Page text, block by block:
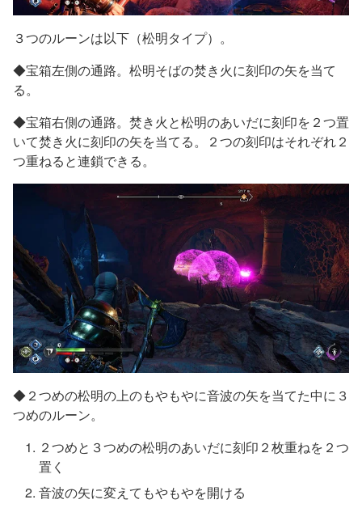
３つのルーンは以下（松明タイプ）。
◆宝箱左側の通路。松明そばの焚き火に刻印の矢を当て
る。
◆宝箱右側の通路。焚き火と松明のあいだに刻印を２つ置
いて焚き火に刻印の矢を当てる。２つの刻印はそれぞれ２
つ重ねると連鎖できる。
◆２つめの松明の上のもやもやに音波の矢を当てた中に３
つめのルーン。
２つめと３つめの松明のあいだに刻印２枚重ねを２つ
置く
音波の矢に変えてもやもやを開ける